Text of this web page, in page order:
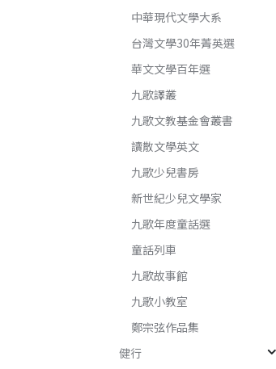
中華現代文學大系
台灣文學30年菁英選
華文文學百年選
九歌譯叢
九歌文教基金會叢書
讀散文學英文
九歌少兒書房
新世紀少兒文學家
九歌年度童話選
童話列車
九歌故事館
九歌小教室
鄭宗弦作品集
健行